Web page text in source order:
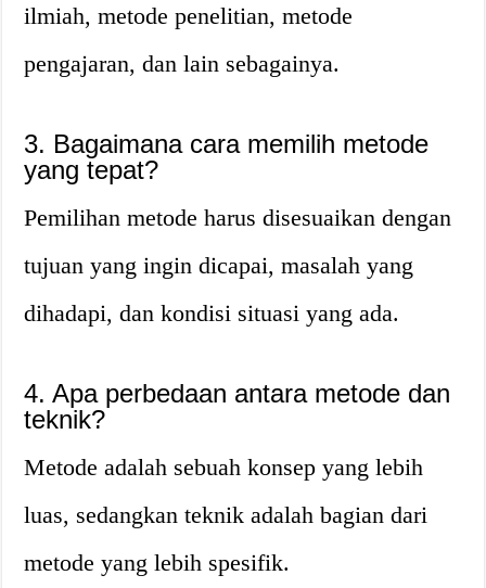
ilmiah, metode penelitian, metode
pengajaran, dan lain sebagainya.
3. Bagaimana cara memilih metode
yang tepat?
Pemilihan metode harus disesuaikan dengan
tujuan yang ingin dicapai, masalah yang
dihadapi, dan kondisi situasi yang ada.
4. Apa perbedaan antara metode dan
teknik?
Metode adalah sebuah konsep yang lebih
luas, sedangkan teknik adalah bagian dari
metode yang lebih spesifik.